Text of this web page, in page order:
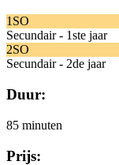
1SO
Secundair - 1ste jaar
2SO
Secundair - 2de jaar
Duur:
85 minuten
Prijs: